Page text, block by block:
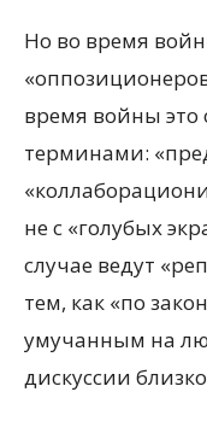
Но во время
время войны это
терминами:
не с «голубых
случае ведут
тем, как «по
умучанным на
дискуссии